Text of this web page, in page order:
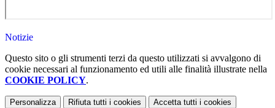
Notizie
Questo sito o gli strumenti terzi da questo utilizzati si avvalgono di
cookie necessari al funzionamento ed utili alle finalità illustrate nella
COOKIE POLICY.
Personalizza Rifiuta tutti i cookies Accetta tutti i cookies